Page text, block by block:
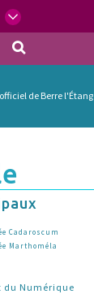
de Berre l'Étang
Cadaroscum
Marthoméla
du Numérique